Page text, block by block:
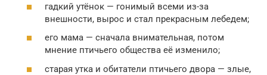
гадкий утёнок — гонимый всеми из-за
внешности, вырос и стал прекрасным лебедем;
его мама — сначала внимательная, потом
мнение птичьего общества её изменило;
старая утка и обитатели птичьего двора — злые,